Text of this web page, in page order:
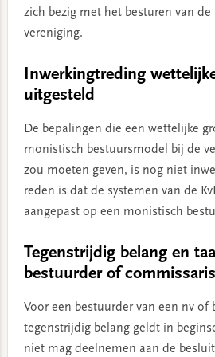
zich bezig met het besturen van
vereniging.
Inwerkingtreding
uitgesteld
De bepalingen die een wettelijke
monistisch bestuursmodel bij de
zou moeten geven, is nog niet
reden is dat de systemen van de
aangepast op een monistisch
Tegenstrijdig belang en
bestuurder of commissaris
Voor een bestuurder van een nv of
tegenstrijdig belang geldt in
niet mag deelnemen aan de